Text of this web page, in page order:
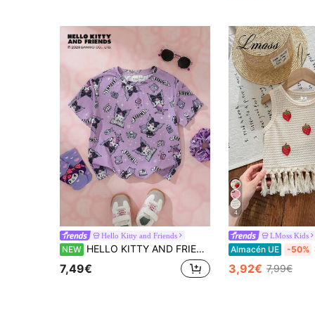
Hello Kitty and Friends
NEW HELLO KITTY AND FRIENDS | SHEIN Camiseta casual de verano para niña con estampado de dibujos animados en toda la prenda
7,49€
4
LMoss Kids
Almacén UE -50%
3,92€ 7,99€